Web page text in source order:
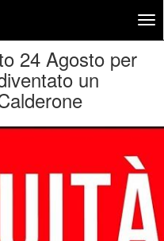
24 Agosto per
un